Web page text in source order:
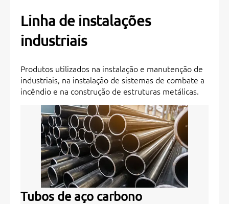
Linha de instalações
industriais
Produtos utilizados na instalação e manutenção de
industriais, na instalação de sistemas de combate a
incêndio e na construção de estruturas metálicas.
Tubos de aço carbono